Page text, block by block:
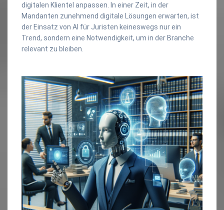
digitalen Klientel anpassen. In einer Zeit, in der
Mandanten zunehmend digitale Lösungen erwarten, ist
der Einsatz von AI für Juristen keineswegs nur ein
Trend, sondern eine Notwendigkeit, um in der Branche
relevant zu bleiben.